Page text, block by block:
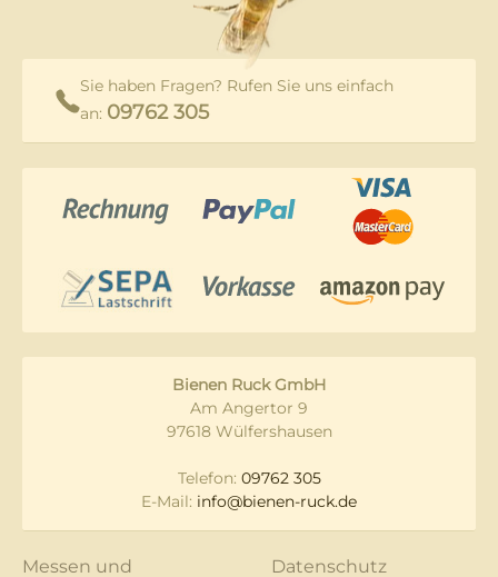
Sie haben Fragen? Rufen Sie uns einfach
an: 09762 305
Bienen Ruck GmbH
Am Angertor 9
97618 Wülfershausen
Telefon: 09762 305
E-Mail: info@bienen-ruck.de
Messen und Datenschutz